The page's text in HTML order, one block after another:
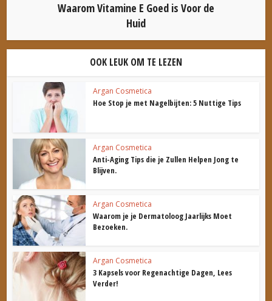
Waarom Vitamine E Goed is Voor de
Huid
OOK LEUK OM TE LEZEN
Argan Cosmetica
Hoe Stop je met Nagelbijten: 5 Nuttige Tips
Argan Cosmetica
Anti-Aging Tips die je Zullen Helpen Jong te
Blijven.
Argan Cosmetica
Waarom je je Dermatoloog Jaarlijks Moet
Bezoeken.
Argan Cosmetica
3 Kapsels voor Regenachtige Dagen, Lees
Verder!